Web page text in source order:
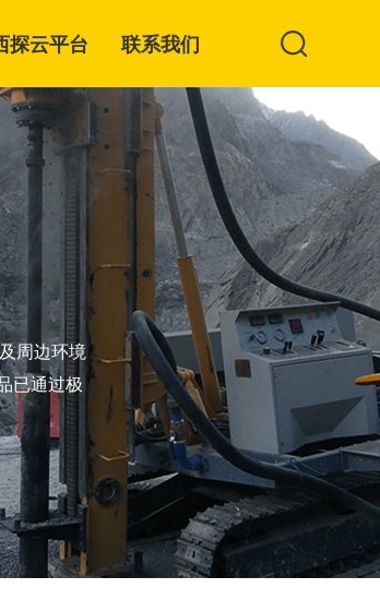
探云平台 联系我们
周边环境
已通过极